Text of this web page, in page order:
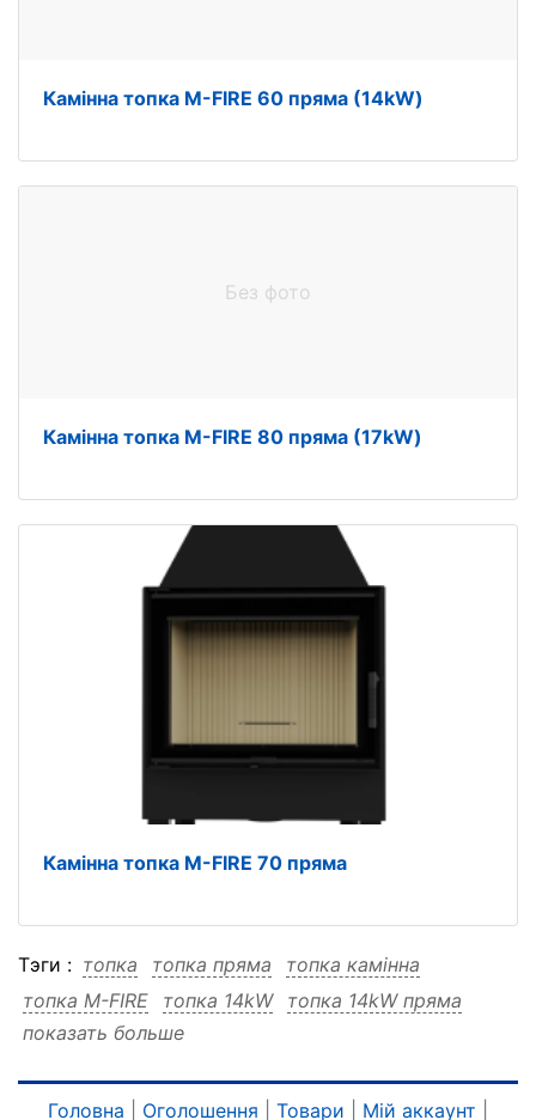
Камінна топка M-FIRE 60 пряма (14kW)
Без фото
Камінна топка M-FIRE 80 пряма (17kW)
Камінна топка M-FIRE 70 пряма
Тэги : топка топка пряма
топка камінна
топка M-FIRE
топка 14kW
топка 14kW пряма
топка 14kW камінна
пряма 14kW
пряма 14kW топка
показать больше
Головна Оголошення Товари Мій аккаунт